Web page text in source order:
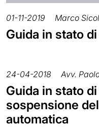
01-11-2019 Marco
Guida in stato
24-04-2018 Avv.
Guida in stato
sospensione
automatica